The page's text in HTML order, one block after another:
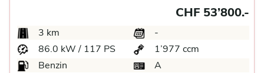
CHF 53’800.-
3 km
-
86.0 kW / 117 PS
1’977 ccm
Benzin
A